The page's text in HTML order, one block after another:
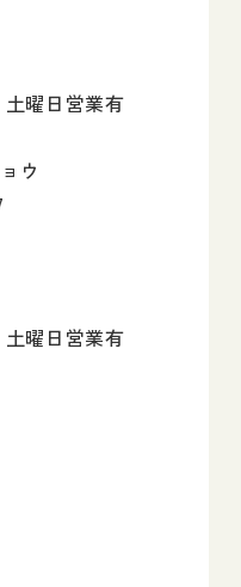
曜日営業有
ウ
曜日営業有